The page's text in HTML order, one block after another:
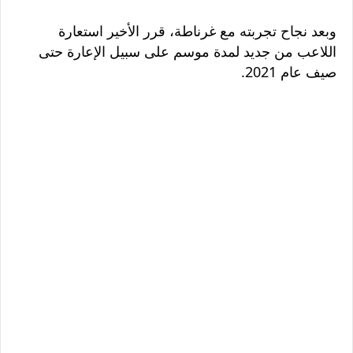
وبعد نجاح تجربته مع غرناطة، قرر الأخير استعارة
اللاعب من جديد لمدة موسم على سبيل الإعارة حتى
صيف عام 2021.